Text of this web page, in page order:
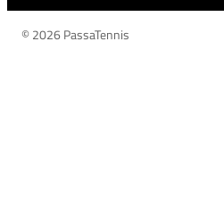
© 2026 PassaTennis